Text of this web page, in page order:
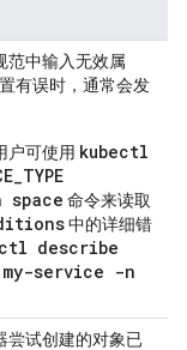
范中输入无效属
有误时，通常会发
户可使用 kubectl
space 命令来读取
中的详细错
describe
service -n
尝试创建的对象已